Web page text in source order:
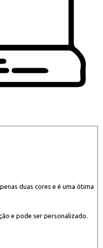
duas cores e é uma ótima
e pode ser personalizado.